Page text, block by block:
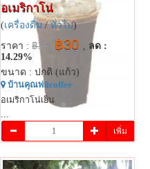
อเมริกาโน่
(เครื่องดื่ม/ทั่วไป)
ราคา : ฿35 ฿30 , ลด :
14.29%
ขนาด : ปกติ (แก้ว)
บ้านคุณพ่อ​coffee
อเมริกาโน่เย็น
...
เพิ่ม